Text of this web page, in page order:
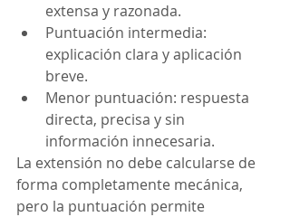
extensa y razonada.
Puntuación intermedia:
explicación clara y aplicación
breve.
Menor puntuación: respuesta
directa, precisa y sin
información innecesaria.
La extensión no debe calcularse de
forma completamente mecánica,
pero la puntuación permite